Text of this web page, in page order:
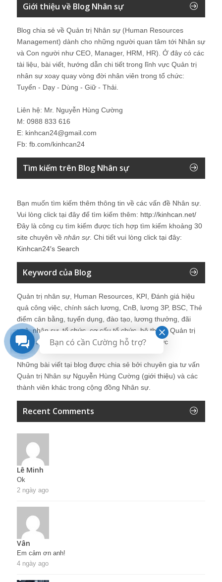
Giới thiệu về Blog Nhân sự
Blog chia sẻ về Quản trị Nhân sự (Human Resources
Management) dành cho những người quan tâm tới Nhân sự
và Con người như CEO, Manager, HRM, HR). Ở đây có các
tài liệu, bài viết, hướng dẫn chi tiết trong lĩnh vực Quản trị
nhân sự xoay quay vòng đời nhân viên trong tổ chức:
Tuyển - Dạy - Dùng - Giữ - Thải.
Liên hệ: Mr. Nguyễn Hùng Cường
M: 0988 833 616
E: kinhcan24@gmail.com
Fb: fb.com/kinhcan24
Tìm kiếm trên Blog Nhân sự
Bạn muốn tìm kiếm thêm thông tin về các vấn đề Nhân sự
Vui lòng click tại đây để tìm kiếm thêm: http://kinhcan.net/
Đây là công cụ tìm kiếm được tích hợp tìm kiếm khoảng 30
site chuyên về nhân sự. Chi tiết vui lòng click tại đây:
Kinhcan24′s Search
Keyword của Blog
Quản trị nhân sự, Human Resources, KPI, Đánh giá hiệu
quả công việc, chính sách lương, CnB, lương 3P, BSC, Thẻ
điểm cân bằng, tuyển dụng, đào tạo, lương thưởng, đãi
ngộ, nhân sự, tổ chức, cơ cấu tổ chức, hệ thống Quản trị
Nhân sự, trưởng phòng Nhân sự, tái tạo tổ chức
Những bài viết tại blog được chia sẻ bởi chuyên gia tư vấn
Quản trị Nhân sự Nguyễn Hùng Cường (giới thiệu) và các
thành viên khác trong cộng đồng Nhân sự.
Recent Comments
Lê Minh
Ok
2 ngày ago
Vân
Em cảm ơn anh!
4 ngày ago
Bạn có cần Cường hỗ trợ?